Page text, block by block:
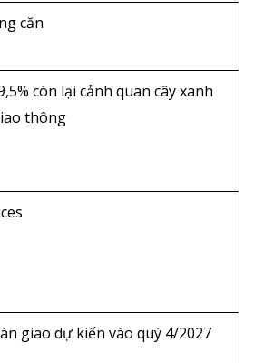
căn
còn lại cảnh quan cây xanh
thông
giao dự kiến vào quý 4/2027